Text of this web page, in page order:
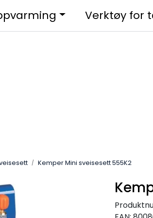
Verktøy for
Kemper Mini sveisesett 555K2